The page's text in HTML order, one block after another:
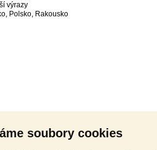
soubory cookies
výrazy
, Polsko, Rakousko